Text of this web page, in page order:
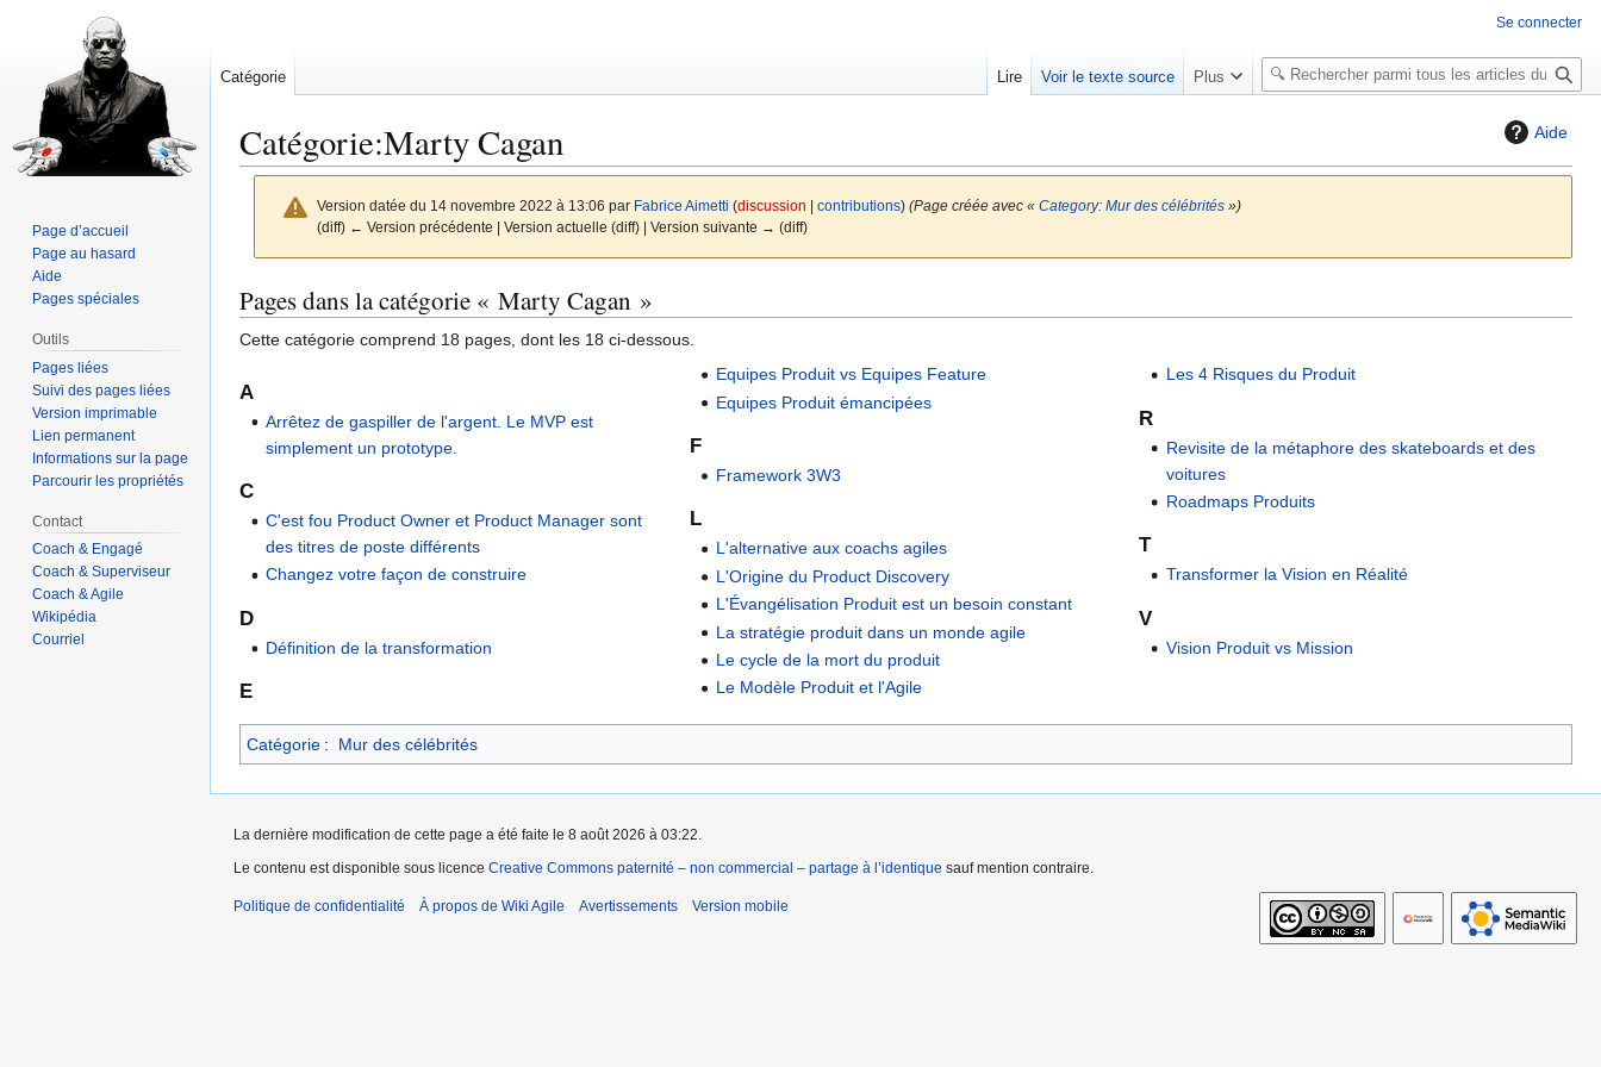
Aide
Catégorie:Marty Cagan
Version datée du 14 novembre 2022 à 13:06 par Fabrice Aimetti (discussion contributions) (Page créée avec « Category: Mur des célébrités»)
(diff) ← Version précédente | Version actuelle (diff) | Version suivante → (diff)
Aller
à
la
Aller
à
la
Pages dans la catégorie « Marty Cagan »
Cette catégorie comprend 18 pages, dont les 18 ci-dessous.
A
Arrêtez de gaspiller de l'argent. Le MVP est
simplement un prototype.
C
C'est fou Product Owner et Product Manager sont
des titres de poste différents
Changez votre façon de construire
D
Définition de la transformation
E
Equipes Produit vs Equipes Feature
Equipes Produit émancipées
F
Framework 3W3
L
L'alternative aux coachs agiles
L'Origine du Product Discovery
L'Évangélisation Produit est un besoin constant
La stratégie produit dans un monde agile
Le cycle de la mort du produit
Le Modèle Produit et l'Agile
Les 4 Risques du Produit
R
Revisite de la métaphore des skateboards et des
voitures
Roadmaps Produits
T
Transformer la Vision en Réalité
V
Vision Produit vs Mission
Catégorie : Mur des célébrités
Se connecter
Catégorie Lire Voir le texte source Plus
R
e
e
h
r
Page d’accueil
Page au hasard
Aide
Pages spéciales
Outils
Pages liées
Suivi des pages liées
Version imprimable
Lien permanent
Informations sur la page
Parcourir les propriétés
Contact
Coach & Engagé
Coach & Superviseur
Coach & Agile
Wikipédia
Courriel
La dernière modification de cette page a été faite le 8 août 2026 à 03:22.
Le contenu est disponible sous licence Creative Commons paternité – non commercial – partage à l’identique sauf mention contraire.
Politique de confidentialité À propos de Wiki Agile Avertissements Version mobile